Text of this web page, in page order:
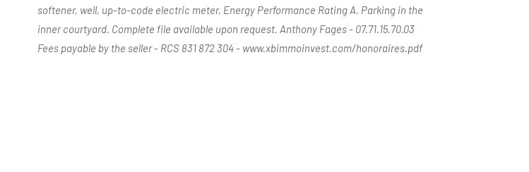
softener, well, up-to-code electric meter, Energy Performance Rating A. Parking in the
inner courtyard. Complete file available upon request. Anthony Fages - 07.71.15.70.03
Fees payable by the seller - RCS 831 872 304 - www.xbimmoinvest.com/honoraires.pdf